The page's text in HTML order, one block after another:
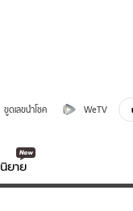
ขูดเลขนำโชค WeTV
นิยาย